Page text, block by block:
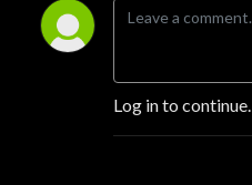
Log in to continue.